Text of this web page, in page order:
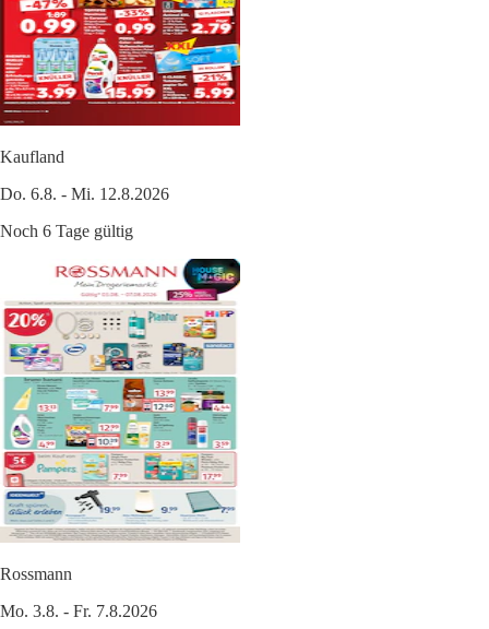
Kaufland
Do. 6.8. - Mi. 12.8.2026
Noch 6 Tage gültig
Rossmann
Mo. 3.8. - Fr. 7.8.2026